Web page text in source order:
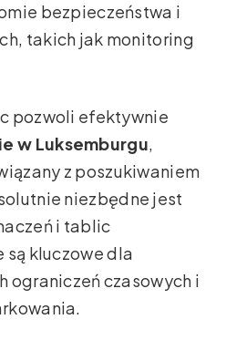
bezpieczeństwa i
takich jak monitoring
pozwoli efektywnie
w Luksemburgu,
z poszukiwaniem
niezbędne jest
i tablic
kluczowe dla
ograniczeń czasowych i